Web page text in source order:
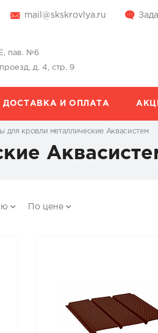
mail@skskrovlya.ru
пав. №6
д. 4, стр. 9
ДОСТАВКА И ОПЛАТА
для кровли металлические Аквасистем
По цене